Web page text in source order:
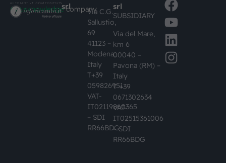
#busknowledgecompany
srl
Via C.G.
Sallustio,
69
41123 –
Modena,
Italy
T+39
059826951
VAT-
IT02119860365
– SDI
RR66BDG
srl
SUBSIDIARY
Via del Mare,
km 6
00040 –
Pavona (RM) –
Italy
T +39
0671302634
VAT-
IT02515361006
– SDI
RR66BDG